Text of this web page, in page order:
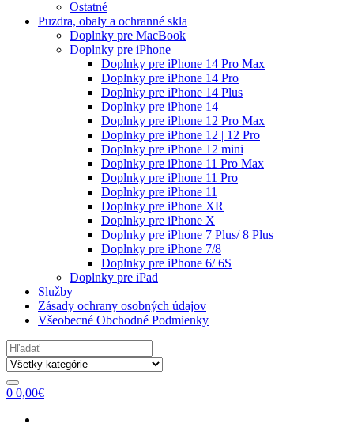
Ostatné
Puzdra, obaly a ochranné skla
Doplnky pre MacBook
Doplnky pre iPhone
Doplnky pre iPhone 14 Pro Max
Doplnky pre iPhone 14 Pro
Doplnky pre iPhone 14 Plus
Doplnky pre iPhone 14
Doplnky pre iPhone 12 Pro Max
Doplnky pre iPhone 12 | 12 Pro
Doplnky pre iPhone 12 mini
Doplnky pre iPhone 11 Pro Max
Doplnky pre iPhone 11 Pro
Doplnky pre iPhone 11
Doplnky pre iPhone XR
Doplnky pre iPhone X
Doplnky pre iPhone 7 Plus/ 8 Plus
Doplnky pre iPhone 7/8
Doplnky pre iPhone 6/ 6S
Doplnky pre iPad
Služby
Zásady ochrany osobných údajov
Všeobecné Obchodné Podmienky
Search
for:
0 0,00€